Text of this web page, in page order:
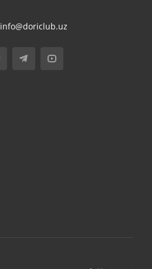
info@doriclub.uz